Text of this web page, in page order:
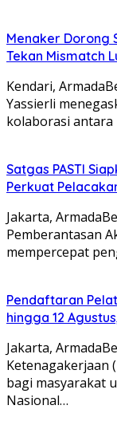
Menaker Dorong
Tekan Mismatch
Kendari,
Yassierli
kolaborasi
Satgas PASTI
Perkuat
Jakarta,
Pemberantasan
mempercepat
Pendaftaran
hingga 12
Jakarta,
Ketenagakerjaan
bagi masyarakat
Nasional…